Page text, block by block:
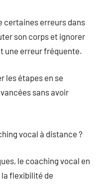
certaines erreurs dans
son corps et ignorer
une erreur fréquente.
les étapes en se
sans avoir
vocal à distance ?
le coaching vocal en
flexibilité de